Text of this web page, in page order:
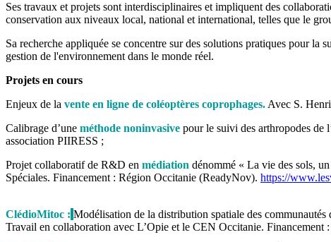
Ses travaux et projets sont interdisciplinaires et impliquent des
conservation aux niveaux local, national et international, telles que le
Sa recherche appliquée se concentre sur des solutions pratiques pour
gestion de l'environnement dans le monde réel.
Projets en cours
Enjeux de la vente en ligne de coléoptères coprophages. Avec S.
Calibrage d’une méthode noninvasive pour le suivi des arthropodes de
association PIIRESS ;
Projet collaboratif de R&D en médiation dénommé « La vie des sols,
Spéciales. Financement : Région Occitanie (ReadyNov). https://
ClédioMitoc : Modélisation de la distribution spatiale des
Travail en collaboration avec L’Opie et le CEN Occitanie. Financement